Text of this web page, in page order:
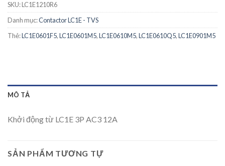
SKU:LC1E1210R6
Danh mục:Contactor LC1E - TVS
Thẻ:LC1E0601F5,LC1E0601M5,LC1E0610M5,LC1E0610Q5,LC1E0901M5
MÔ TẢ
Khởi động từ LC1E 3P AC3 12A
SẢN PHẨM TƯƠNG TỰ